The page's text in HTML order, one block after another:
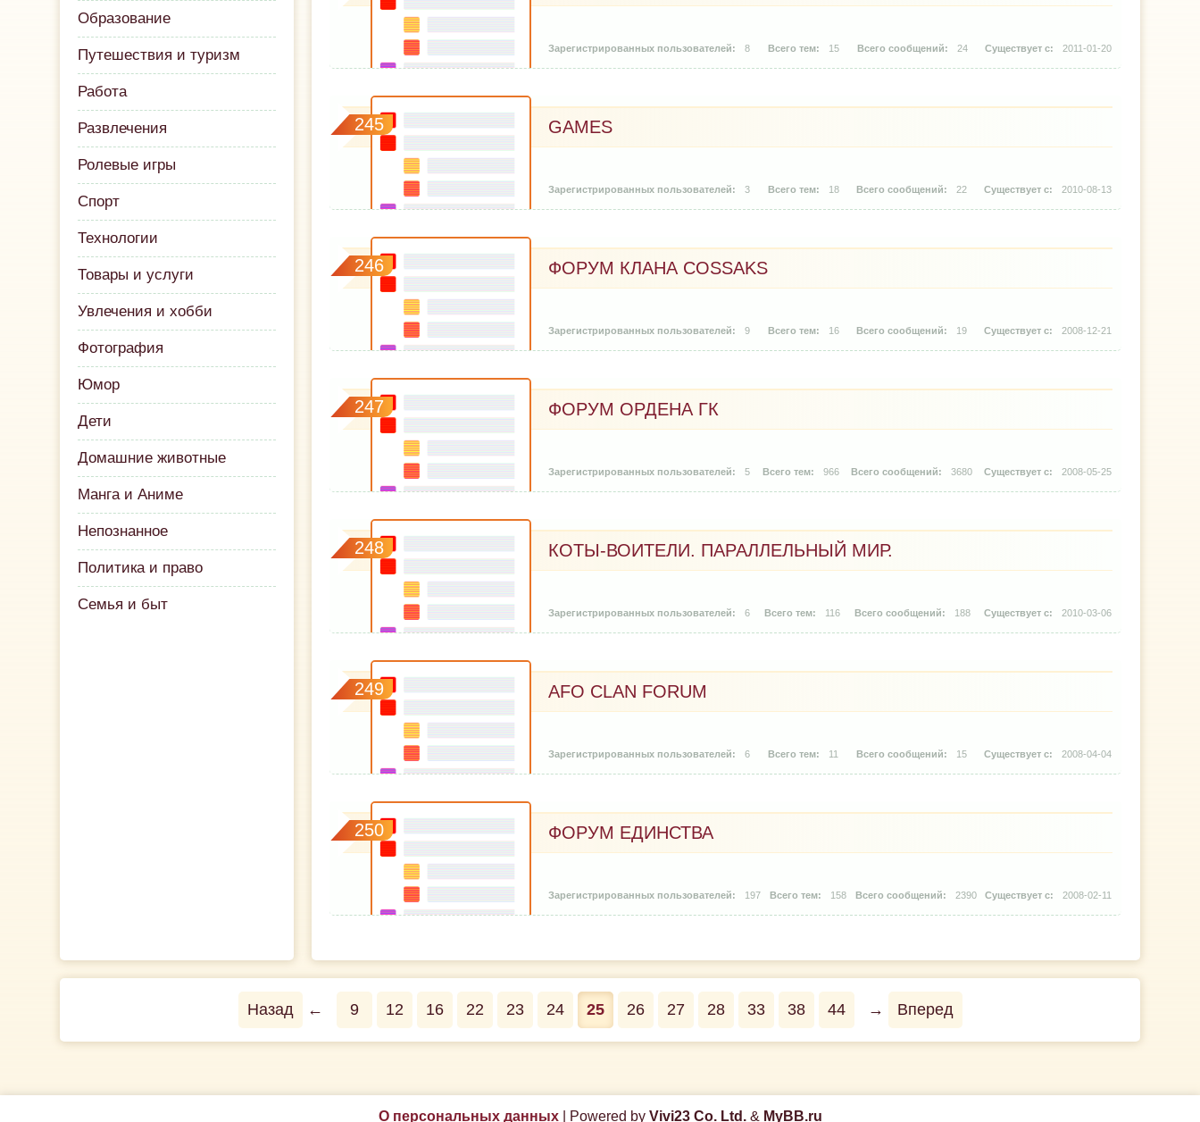
Образование
Путешествия и туризм
Работа
Развлечения
Ролевые игры
Спорт
Технологии
Товары и услуги
Увлечения и хобби
Фотография
Юмор
Дети
Домашние животные
Манга и Аниме
Непознанное
Политика и право
Семья и быт
8 15 24 2011-01-20
245 GAMES
3 18 22 2010-08-13
246 ФОРУМ КЛАНА COSSAKS
9 16 19 2008-12-21
247 ФОРУМ ОРДЕНА ГК
5 966 3680 2008-05-25
248 КОТЫ-ВОИТЕЛИ. ПАРАЛЛЕЛЬНЫЙ МИР.
6 116 188 2010-03-06
249 AFO CLAN FORUM
6 11 15 2008-04-04
250 ФОРУМ ЕДИНСТВА
197 158 2390 2008-02-11
Назад ← 9 12 16 22 23 24 25 26 27 28 33 38 44 → Вперед
О персональных данных| Powered by Vivi23 Co. Ltd.& MyBB.ru